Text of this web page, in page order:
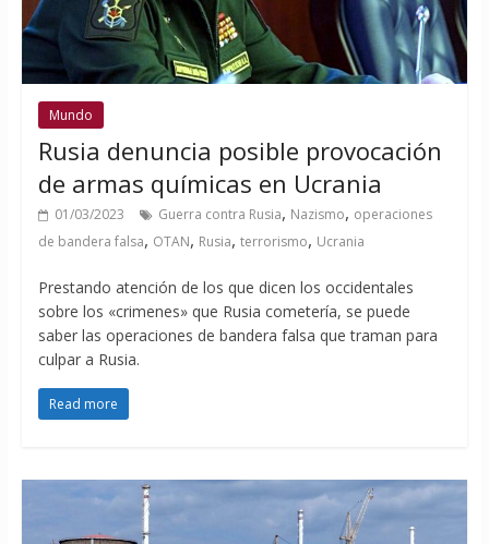
Mundo
Rusia denuncia posible provocación
de armas químicas en Ucrania
01/03/2023 Guerra contra Rusia, Nazismo, operaciones
de bandera falsa, OTAN, Rusia, terrorismo, Ucrania
Prestando atención de los que dicen los occidentales
sobre los «crimenes» que Rusia cometería, se puede
saber las operaciones de bandera falsa que traman para
culpar a Rusia.
Read more